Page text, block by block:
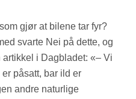
gjør at bilene tar fyr?
svarte Nei på dette, og
i Dagbladet: «– Vi
påsatt, bar ild er
andre naturlige